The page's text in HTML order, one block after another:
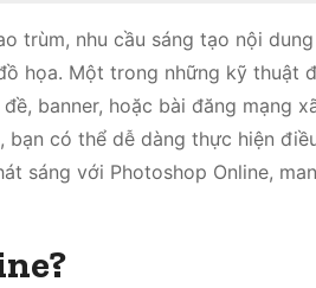
trùm, nhu cầu sáng tạo nội
họa. Một trong những kỹ thuật
banner, hoặc bài đăng mạng
có thể dễ dàng thực hiện
sáng với Photoshop Online,